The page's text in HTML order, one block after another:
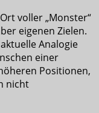
voller „Monster“
eigenen Zielen.
Analogie
einer
Positionen,
nicht